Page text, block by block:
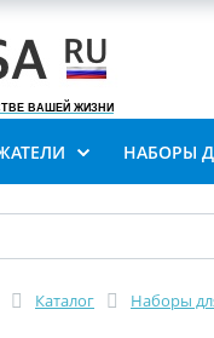
ВАШЕЙ ЖИЗНИ
НАБОРЫ
Каталог Наборы